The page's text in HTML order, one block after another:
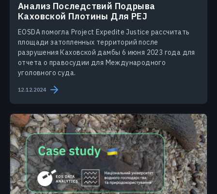
Анализ Последствий Подрыва
Каховской Плотины Для PEJ
EOSDA помогла Project Expedite Justice рассчитать
площади затопленных территорий после
разрушения Каховской дамбы 6 июня 2023 года для
отчета о правосудии для Международного
уголовного суда.
12.12.2024